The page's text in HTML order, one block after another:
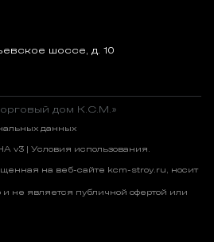
шоссе, д. 10
дом К.С.М.»
данных
v3 | Условия использования.
на веб-сайте kcm-stroy.ru, носит
не является публичной офертой или